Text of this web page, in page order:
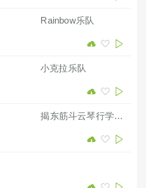
Rainbow乐队
小克拉乐队
揭东筋斗云琴行学生乐队